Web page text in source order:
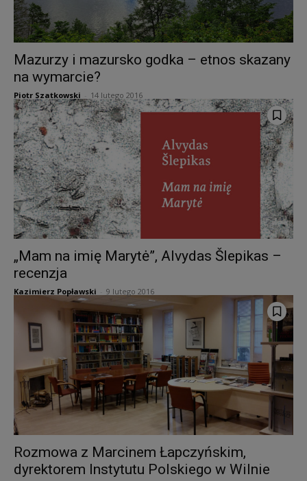
Mazurzy i mazursko godka – etnos skazany
na wymarcie?
Piotr Szatkowski 14 lutego 2016
„Mam na imię Marytė”, Alvydas Šlepikas –
recenzja
Kazimierz Popławski 9 lutego 2016
Rozmowa z Marcinem Łapczyńskim,
dyrektorem Instytutu Polskiego w Wilnie